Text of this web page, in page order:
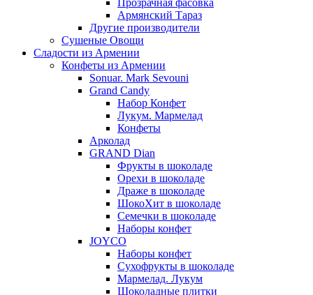
Прозрачная фасовка
Армянский Тараз
Другие производители
Сушеные Овощи
Сладости из Армении
Конфеты из Армении
Sonuar. Mark Sevouni
Grand Candy
Набор Конфет
Лукум. Мармелад
Конфеты
Арколад
GRAND Dian
Фрукты в шоколаде
Орехи в шоколаде
Драже в шоколаде
ШокоХит в шоколаде
Семечки в шоколаде
Наборы конфет
JOYCO
Наборы конфет
Сухофрукты в шоколаде
Мармелад. Лукум
Шоколадные плитки